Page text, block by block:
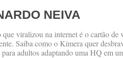
NEIVA
viralizou na internet é o cartão de
Saiba como o Kimera quer
para adultos adaptando uma HQ em